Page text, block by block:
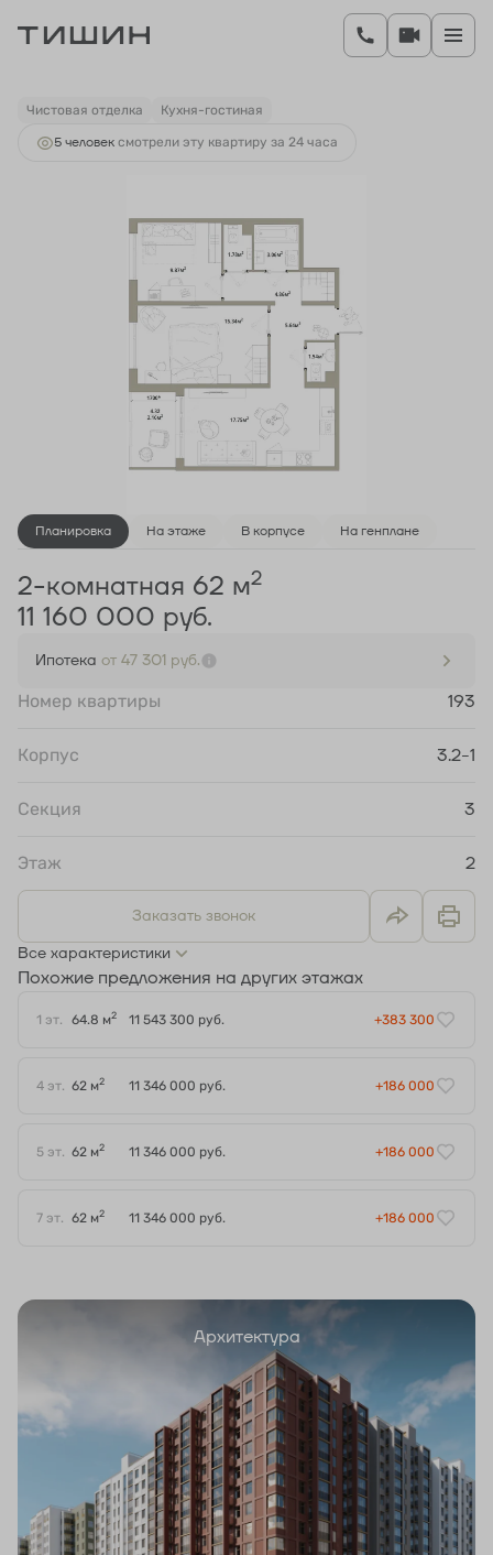
2-комнатная62 м 11 160 000 руб.
Ипотекаот 47 301 руб.
Чистовая отделка Кухня-гостиная
5 человек смотрели эту квартиру за 24 часа
Планировка На этаже В корпусе На генплане
2-комнатная 62 м2
11 160 000 руб.
Ипотека от 47 301 руб.
Номер квартиры 193
Корпус 3.2-1
Секция 3
Этаж 2
Заказать звонок
Все характеристики
Похожие предложения на других этажах
1 эт. 64.8 м2 11 543 300 руб. +383 300
4 эт. 62 м2 11 346 000 руб. +186 000
5 эт. 62 м2 11 346 000 руб. +186 000
7 эт. 62 м2 11 346 000 руб. +186 000
Архитектура